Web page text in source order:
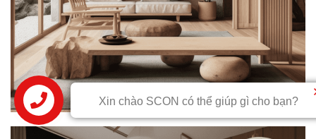
Liên hệ
Xin chào SCON có thể giúp gì cho bạn?